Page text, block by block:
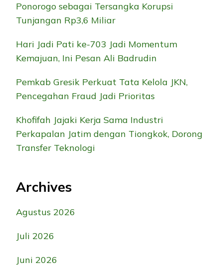
Ponorogo sebagai Tersangka Korupsi
Tunjangan Rp3,6 Miliar
Hari Jadi Pati ke-703 Jadi Momentum
Kemajuan, Ini Pesan Ali Badrudin
Pemkab Gresik Perkuat Tata Kelola JKN,
Pencegahan Fraud Jadi Prioritas
Khofifah Jajaki Kerja Sama Industri
Perkapalan Jatim dengan Tiongkok, Dorong
Transfer Teknologi
Archives
Agustus 2026
Juli 2026
Juni 2026